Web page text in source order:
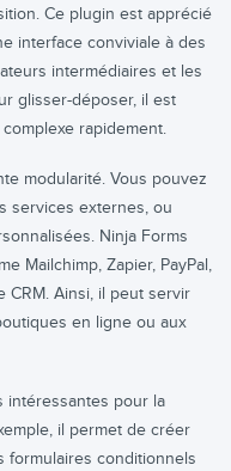
Ce plugin est apprécié
interface conviviale à des
intermédiaires et les
glisser-déposer, il est
rapidement.
modularité. Vous pouvez
services externes, ou
Ninja Forms
Mailchimp, Zapier, PayPal,
CRM. Ainsi, il peut servir
en ligne ou aux
intéressantes pour la
il permet de créer
formulaires conditionnels